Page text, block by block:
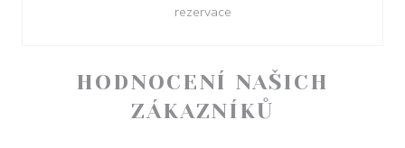
HODNOCENÍ NAŠICH
ZÁKAZNÍKŮ
rezervace